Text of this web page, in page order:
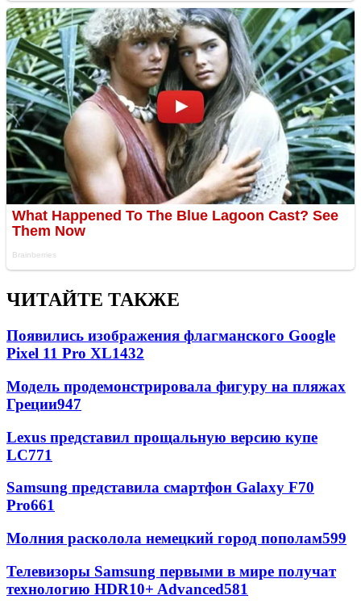
ЧИТАЙТЕ ТАКЖЕ
Появились изображения флагманского Google
Pixel 11 Pro XL1432
Модель продемонстрировала фигуру на пляжах
Греции947
Lexus представил прощальную версию купе
LC771
Samsung представила смартфон Galaxy F70
Pro661
Молния расколола немецкий город пополам599
Телевизоры Samsung первыми в мире получат
технологию HDR10+ Advanced581